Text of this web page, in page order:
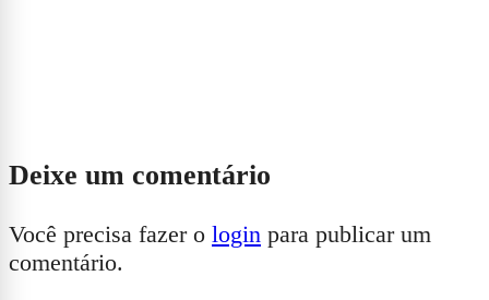
Deixe um comentário
Você precisa fazer o login para publicar um
comentário.